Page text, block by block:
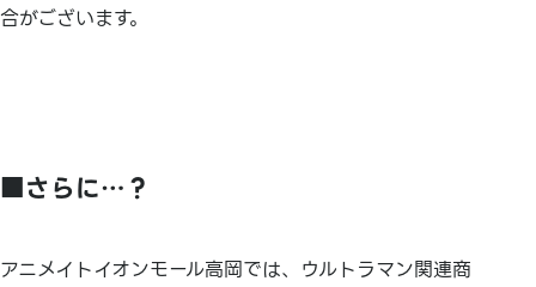
合がございます。
■さらに…？
アニメイトイオンモール高岡では、ウルトラマン関連商